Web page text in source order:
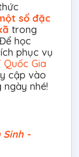
số đặc
trong
học
phục vụ
Quốc Gia
cập vào
ngày nhé!
-